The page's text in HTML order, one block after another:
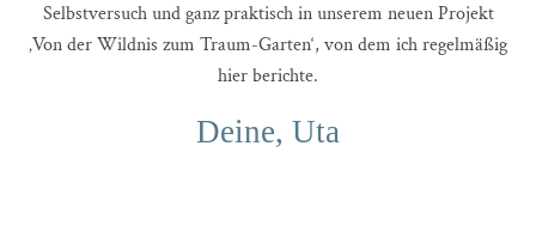
Selbstversuch und ganz praktisch in unserem neuen Projekt
‚Von der Wildnis zum Traum-Garten‘, von dem ich regelmäßig
hier berichte.
Deine, Uta